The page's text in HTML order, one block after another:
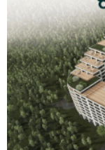
Արամ
գնալով ավելի է